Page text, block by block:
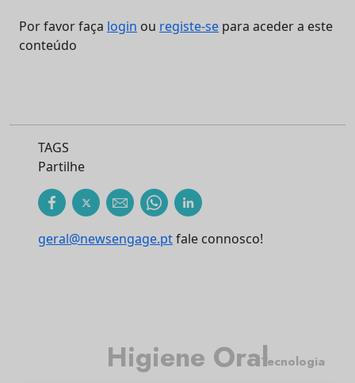
Por favor faça login ou registe-se para aceder a este
conteúdo
TAGS
Partilhe
geral@newsengage.ptfale connosco!
Higiene OralTecnologia